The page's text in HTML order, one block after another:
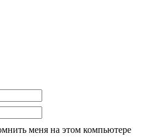
меня на этом компьютере